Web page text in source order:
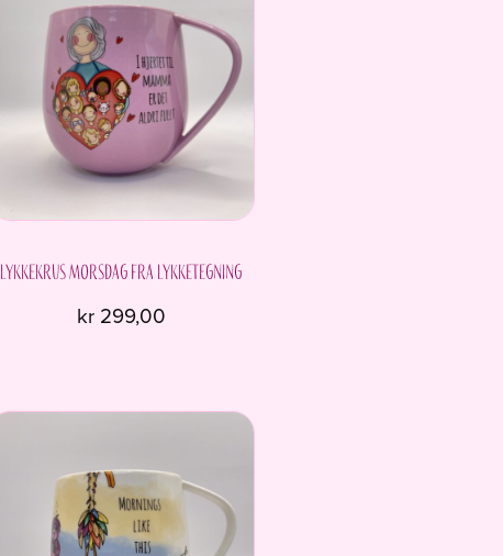
Lykkekrus Morsdag fra Lykketegning
kr299,00